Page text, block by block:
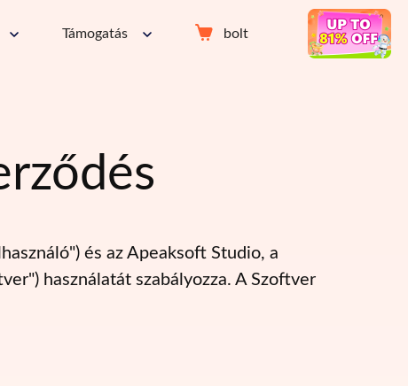
Támogatás bolt
és az Apeaksoft Studio, a
használatát szabályozza. A Szoftver